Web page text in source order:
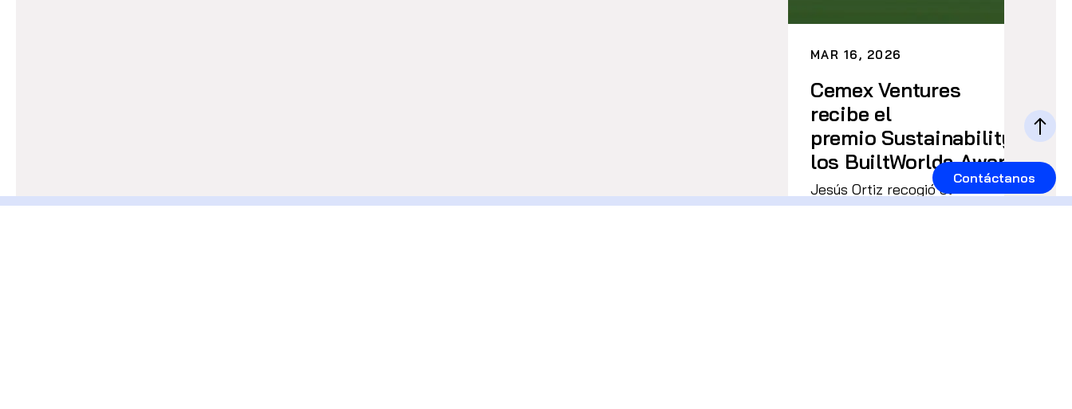
MAR 16, 2026
Cemex Ventures
recibe el
premio Sustainability
los BuiltWorlds Awards
Jesús Ortiz recogió el
galardón en nombre de
Contáctanos